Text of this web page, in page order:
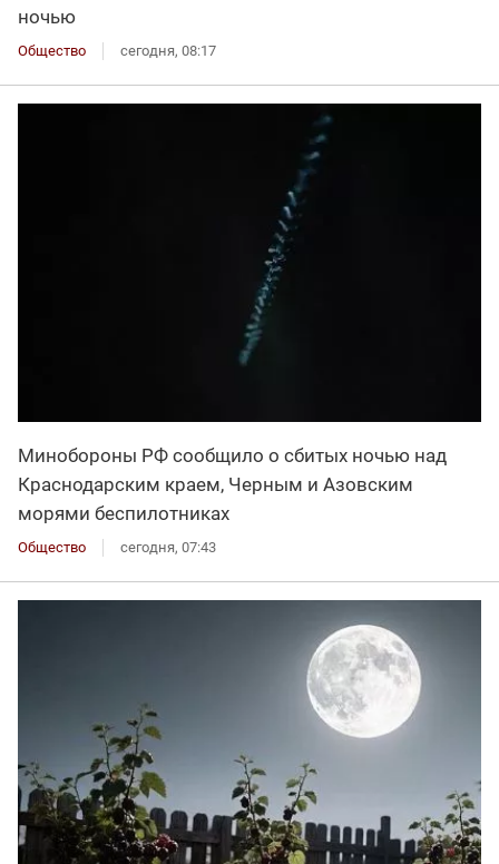
ночью
Общество сегодня, 08:17
Минобороны РФ сообщило о сбитых ночью над
Краснодарским краем, Черным и Азовским
морями беспилотниках
Общество сегодня, 07:43